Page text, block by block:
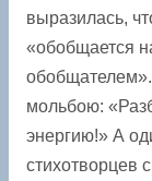
выразилась,
«обобщается
мольбою:
энергию!» А
стихотворцев